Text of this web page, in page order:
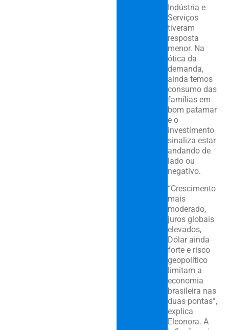
Indústria e
Serviços
tiveram
resposta
menor. Na
ótica da
demanda,
ainda temos
consumo das
famílias em
bom patamar
e o
investimento
sinaliza estar
andando de
lado ou
negativo.
“Crescimento
mais
moderado,
juros globais
elevados,
Dólar ainda
forte e risco
geopolítico
limitam a
economia
brasileira nas
duas pontas”,
explica
Eleonora. A